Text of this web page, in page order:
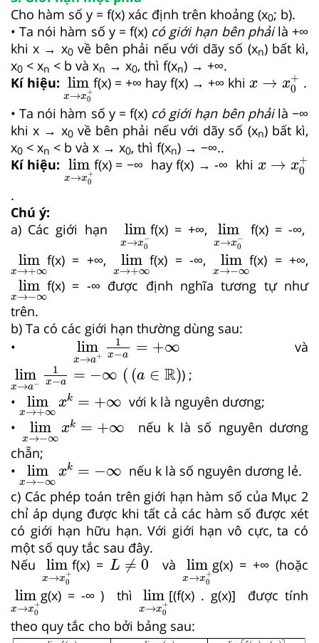
Cho hàm số y = f(x) xác định trên khoảng (x0; b).
• Ta nói hàm số y = f(x) có giới hạn bên phảilà +∞
khi x → x0về bên phải nếu với dãy số (xn) bất kì,
x0 < xn < b và xn → x0, thì f(xn) → +∞.
Kí hiệu: lim
x→x+
0
limx→x0+
f(x) = +∞ hay f(x) → +∞ khi x → x+
0
+ .
• Ta nói hàm số y = f(x) có giới hạn bên phảilà −∞
khi x → x0về bên phải nếu với dãy số (xn) bất kì,
x0 < xn < b và x → x0, thì f(xn) → −∞..
Kí hiệu: lim
x→x+
0
limx→x0+
f(x) = −∞ hay f(x) → -∞ khi x → x+
0
→x +
.
Chú ý:
a) Các giới hạn
lim
x→x−
0
limx→x0
f(x) = +∞, lim
x→x−
0
limx →x 0-
f(x) = -∞,
lim
x→+∞
limx →+ ∞
f(x) = +∞, lim
x→+∞
limx→+ ∞
f(x) = -∞, lim
x→−∞
limx →− ∞
f(x) = +∞,
lim
x→−∞
limx→− ∞
f(x) = -∞ được định nghĩa tương tự như
trên.
b) Ta có các giới hạn thường dùng sau:
•
lim
x→a+
1
x−a = +∞
limx→a+1x−a= +∞
và
lim
x→a−
1
x−a = −∞ ( (a ∈ R)
lim → −1x− − ∞ ∈ℝ) ;
•
lim
x→+∞
xk = +∞
lim + k
với k là nguyên dương;
•
lim
x→−∞
xk = +∞
limx→ − k
nếu k là số nguyên dương
chẵn;
•
lim
x→−∞
xk = −∞
lim −
nếu k là số nguyên dương lẻ.
c) Các phép toán trên giới hạn hàm số của Mục 2
chỉ áp dụng được khi tất cả các hàm số được xét
có giới hạn hữu hạn. Với giới hạn vô cực, ta có
một số quy tắc sau đây.
Nếu
lim
x→x+
0
limx→x0+
f(x) =L ≠ 0
L≠ 0 và lim
x→x+
0
limx→x 0 +
g(x) = +∞ (hoặc
lim
x→x+
0
limx→x0
g(x) = -∞ ) thì lim
x→x+
0
limx→x0 +
[(f(x) . g(x)] được tính
theo quy tắc cho bởi bảng sau: